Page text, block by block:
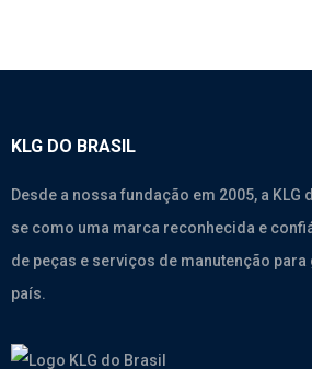
KLG DO BRASIL
Desde a nossa fundação em 2005, a
se como uma marca reconhecida e
de peças e serviços de manutenção
país.